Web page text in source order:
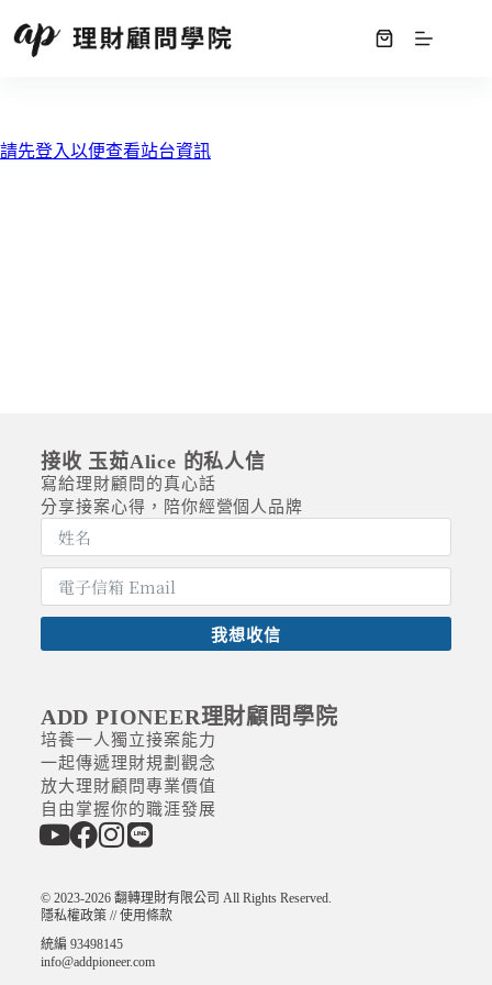
ADD PIONEER理財顧問學院
培養一人獨立接案能力
一起傳遞理財規劃觀念
放大理財顧問專業價值
自由掌握你的職涯發展
接收 玉茹Alice 的私人信
寫給理財顧問的真心話
分享接案心得，陪你經營個人 品牌
我想收信
e
r
a
t
i
v
:
© 2023-2026 翻轉理財有限公司 All Rights Reserved.
隱私權政策//使用條款
統編 93498145
info@addpioneer.com